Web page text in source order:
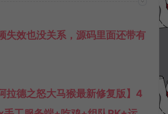
失效也没关系，源码里面还带有
拉德之怒大马猴最新修复版】4